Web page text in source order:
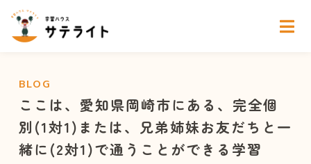
BLOG
ここは、愛知県岡崎市にある、完全個
別(1対1)または、兄弟姉妹お友だちと一
緒に(2対1)で通うことができる学習